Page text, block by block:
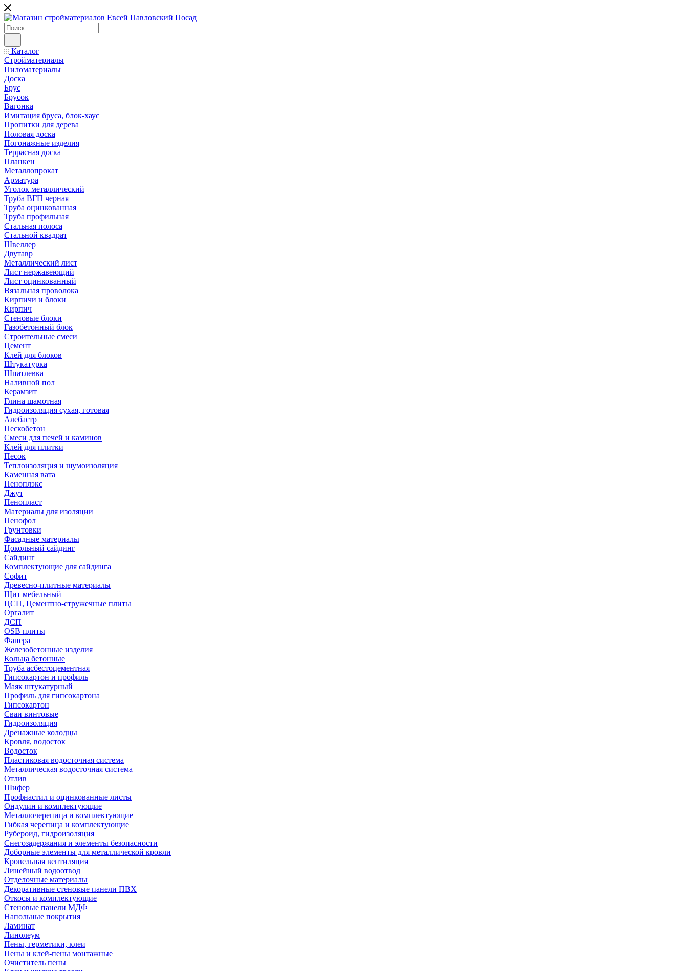
Каталог
Стройматериалы
Пиломатериалы
Доска
Брус
Брусок
Вагонка
Имитация бруса, блок-хаус
Пропитки для дерева
Половая доска
Погонажные изделия
Террасная доска
Планкен
Металлопрокат
Арматура
Уголок металлический
Труба ВГП черная
Труба оцинкованная
Труба профильная
Стальная полоса
Стальной квадрат
Швеллер
Двутавр
Металлический лист
Лист нержавеющий
Лист оцинкованный
Вязальная проволока
Кирпичи и блоки
Кирпич
Стеновые блоки
Газобетонный блок
Строительные смеси
Цемент
Клей для блоков
Штукатурка
Шпатлевка
Наливной пол
Керамзит
Глина шамотная
Гидроизоляция сухая, готовая
Алебастр
Пескобетон
Смеси для печей и каминов
Клей для плитки
Песок
Теплоизоляция и шумоизоляция
Каменная вата
Пеноплэкс
Джут
Пенопласт
Материалы для изоляции
Пенофол
Грунтовки
Фасадные материалы
Цокольный сайдинг
Сайдинг
Комплектующие для сайдинга
Софит
Древесно-плитные материалы
Щит мебельный
ЦСП, Цементно-стружечные плиты
Оргалит
ДСП
OSB плиты
Фанера
Железобетонные изделия
Кольца бетонные
Труба асбестоцементная
Гипсокартон и профиль
Маяк штукатурный
Профиль для гипсокартона
Гипсокартон
Сваи винтовые
Гидроизоляция
Дренажные колодцы
Кровля, водосток
Водосток
Пластиковая водосточная система
Металлическая водосточная система
Отлив
Шифер
Профнастил и оцинкованные листы
Ондулин и комплектующие
Металлочерепица и комплектующие
Гибкая черепица и комплектующие
Рубероид, гидроизоляция
Снегозадержания и элементы безопасности
Доборные элементы для металлической кровли
Кровельная вентиляция
Линейный водоотвод
Отделочные материалы
Декоративные стеновые панели ПВХ
Откосы и комплектующие
Стеновые панели МДФ
Напольные покрытия
Ламинат
Линолеум
Пены, герметики, клеи
Пены и клей-пены монтажные
Очиститель пены